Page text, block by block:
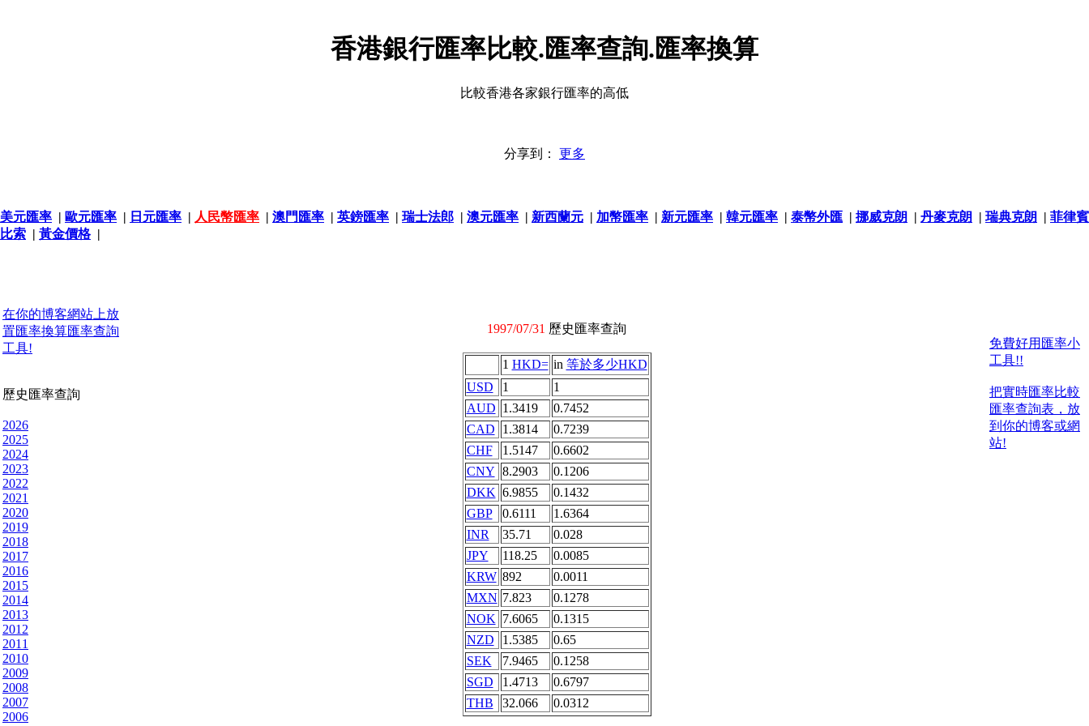
香港銀行匯率比較.匯率查詢.匯率換算
比較香港各家銀行匯率的高低
分享到： 更多
美元匯率 | 歐元匯率 | 日元匯率 | 人民幣匯率 | 澳門匯率 | 英鎊匯率 | 瑞士法郎 | 澳元匯率 | 新西蘭元 | 加幣匯率 | 新元匯率 | 韓元匯率 | 泰幣外匯 | 挪威克朗 | 丹麥克朗 | 瑞典克朗 | 菲律賓
比索 | 黃金價格|
在你的博客網站上放
置匯率換算匯率查詢
工具!
歷史匯率查詢
2026
2025
2024
2023
2022
2021
2020
2019
2018
2017
2016
2015
2014
2013
2012
2011
2010
2009
2008
2007
2006
1997/07/31 歷史匯率查詢
1 HKD= in 等於多少HKD
USD
1
1
AUD 1.3419
0.7452
CAD
1.3814
0.7239
CHF
1.5147
0.6602
CNY 8.2903
0.1206
DKK 6.9855
0.1432
GBP
0.6111
1.6364
INR
35.71
0.028
JPY
118.25
0.0085
KRW 892
0.0011
MXN 7.823
0.1278
NOK 7.6065
0.1315
NZD
1.5385
0.65
SEK
7.9465
0.1258
SGD
1.4713
0.6797
THB
32.066 0.0312
免費好用匯率小
工具!!
把實時匯率比較
匯率查詢表，放
到你的博客或網
站!